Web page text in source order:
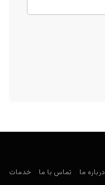
درباره ما تماس با ما خدمات